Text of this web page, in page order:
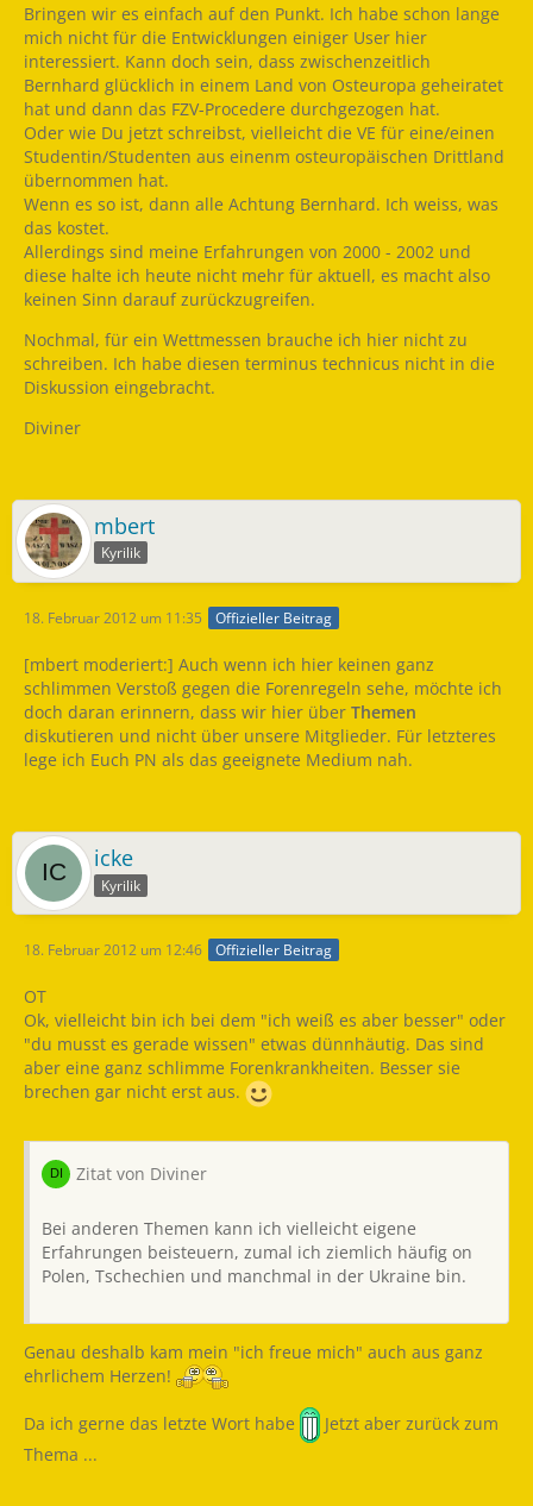
Bringen wir es einfach auf den Punkt. Ich habe schon lange
mich nicht für die Entwicklungen einiger User hier
interessiert. Kann doch sein, dass zwischenzeitlich
Bernhard glücklich in einem Land von Osteuropa geheiratet
hat und dann das FZV-Procedere durchgezogen hat.
Oder wie Du jetzt schreibst, vielleicht die VE für eine/einen
Studentin/Studenten aus einenm osteuropäischen Drittland
übernommen hat.
Wenn es so ist, dann alle Achtung Bernhard. Ich weiss, was
das kostet.
Allerdings sind meine Erfahrungen von 2000 - 2002 und
diese halte ich heute nicht mehr für aktuell, es macht also
keinen Sinn darauf zurückzugreifen.
Nochmal, für ein Wettmessen brauche ich hier nicht zu
schreiben. Ich habe diesen terminus technicus nicht in die
Diskussion eingebracht.
Diviner
mbert
Kyrilik
18. Februar 2012 um 11:35 Offizieller Beitrag
[mbert moderiert:] Auch wenn ich hier keinen ganz
schlimmen Verstoß gegen die Forenregeln sehe, möchte ich
doch daran erinnern, dass wir hier über Themen
diskutieren und nicht über unsere Mitglieder. Für letzteres
lege ich Euch PN als das geeignete Medium nah.
icke
Kyrilik
18. Februar 2012 um 12:46 Offizieller Beitrag
OT
Ok, vielleicht bin ich bei dem "ich weiß es aber besser" oder
"du musst es gerade wissen" etwas dünnhäutig. Das sind
aber eine ganz schlimme Forenkrankheiten. Besser sie
brechen gar nicht erst aus.
Zitat von Diviner
Bei anderen Themen kann ich vielleicht eigene
Erfahrungen beisteuern, zumal ich ziemlich häufig on
Polen, Tschechien und manchmal in der Ukraine bin.
Genau deshalb kam mein "ich freue mich" auch aus ganz
ehrlichem Herzen!
Da ich gerne das letzte Wort habe
Jetzt aber zurück zum
Thema ...